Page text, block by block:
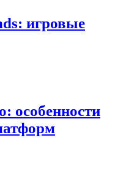
игровые
особенности